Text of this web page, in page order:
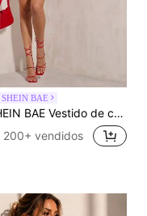
SHEIN BAE
de cóctel de mujer elegante con hombros abiertos y lazo, adecuado para fiesta, cita nocturna, salir de noche en otoño e invierno
200+ vendidos